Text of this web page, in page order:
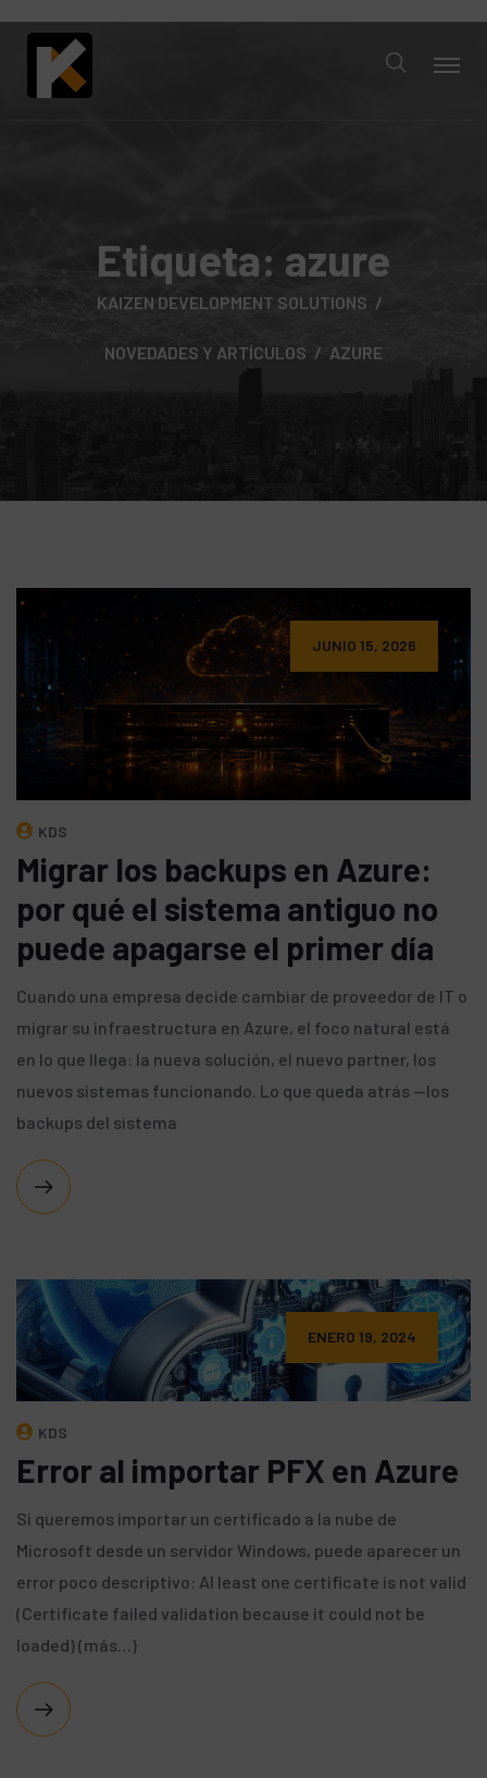
Etiqueta: azure
KAIZEN DEVELOPMENT SOLUTIONS
NOVEDADES Y ARTÍCULOS AZURE
JUNIO 15, 2026
KDS
Migrar los backups en Azure:
por qué el sistema antiguo no
puede apagarse el primer día
Cuando una empresa decide cambiar de proveedor de IT o
migrar su infraestructura en Azure, el foco natural está
en lo que llega: la nueva solución, el nuevo partner, los
nuevos sistemas funcionando. Lo que queda atrás —los
backups del sistema
ENERO 19, 2024
KDS
Error al importar PFX en Azure
Si queremos importar un certificado a la nube de
Microsoft desde un servidor Windows, puede aparecer un
error poco descriptivo: Al least one certificate is not valid
(Certificate failed validation because it could not be
loaded) (más…)